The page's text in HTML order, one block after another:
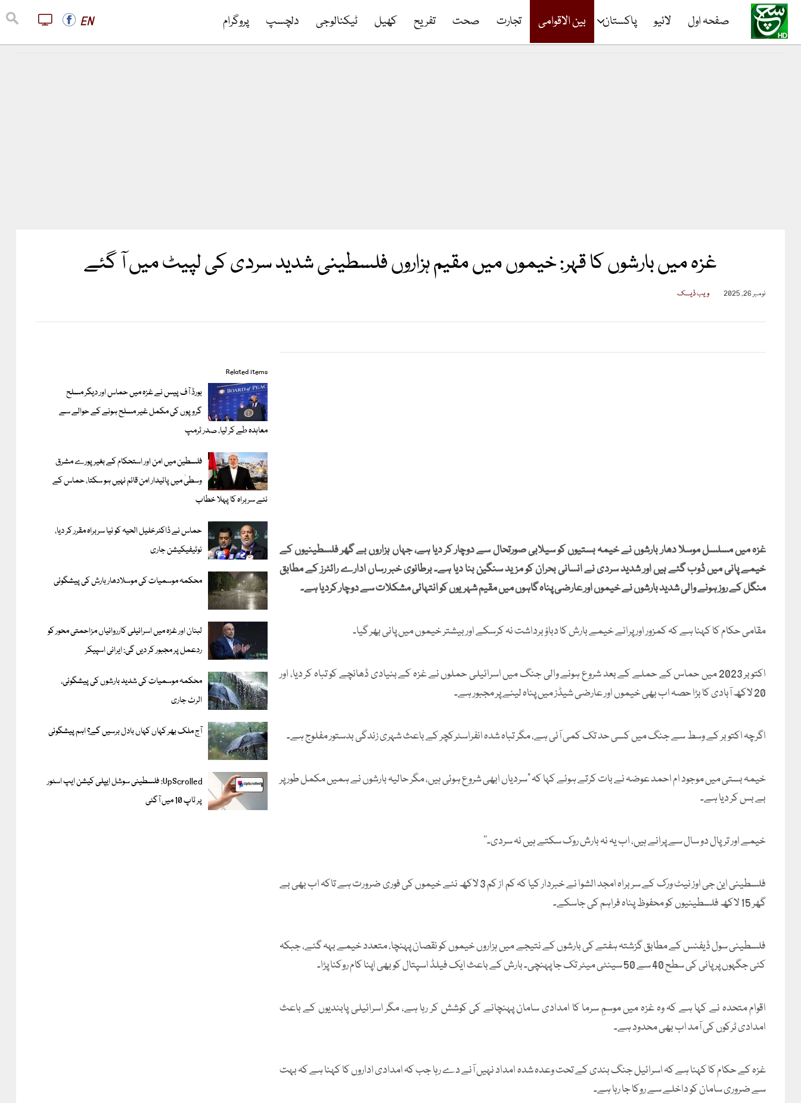
صفحہ اول لائیو پاکستان بین الاقوامی تجارت صحت تفریح کھیل ٹیکنالوجی دلچسپ پروگرام EN
غزہ میں بارشوں کا قہر: خیموں میں مقیم ہزاروں فلسطینی شدید سردی کی لپیٹ میں آ گئے
نومبر 26, 2025 ویب ڈیسک
غزہ میں مسلسل موسلا دھار بارشوں نے خیمہ بستیوں کو سیلابی صورتحال سے دوچار کر دیا ہے، جہاں ہزاروں بے گھر فلسطینیوں کے
خیمے پانی میں ڈوب گئے ہیں اور شدید سردی نے انسانی بحران کو مزید سنگین بنا دیا ہے۔ برطانوی خبر رساں ادارے رائٹرز کے مطابق
منگل کے روز ہونے والی شدید بارشوں نے خیموں اور عارضی پناہ گاہوں میں مقیم شہریوں کو انتہائی مشکلات سے دوچار کردیا ہے۔
مقامی حکام کا کہنا ہے کہ کمزور اور پرانے خیمے بارش کا دباؤ برداشت نہ کرسکے اور بیشتر خیموں میں پانی بھر گیا۔
اکتوبر 2023 میں حماس کے حملے کے بعد شروع ہونے والی جنگ میں اسرائیلی حملوں نے غزہ کے بنیادی ڈھانچے کو تباہ کر دیا، اور
20 لاکھ آبادی کا بڑا حصہ اب بھی خیموں اور عارضی شیڈز میں پناہ لینے پر مجبور ہے۔
اگرچہ اکتوبر کے وسط سے جنگ میں کسی حد تک کمی آئی ہے، مگر تباہ شدہ انفراسٹرکچر کے باعث شہری زندگی بدستور مفلوج ہے۔
خیمہ بستی میں موجود ام احمد عوضہ نے بات کرتے ہوئے کہا کہ “سردیاں ابھی شروع ہوئی ہیں، مگر حالیہ بارشوں نے ہمیں مکمل طور پر
بے بس کر دیا ہے۔
خیمے اور ترپال دو سال سے پرانے ہیں، اب یہ نہ بارش روک سکتے ہیں نہ سردی۔‘‘
فلسطینی این جی اوز نیٹ ورک کے سربراہ امجد الشوا نے خبردار کیا کہ کم از کم 3 لاکھ نئے خیموں کی فوری ضرورت ہے تاکہ اب بھی بے
گھر 15 لاکھ فلسطینیوں کو محفوظ پناہ فراہم کی جاسکے۔
فلسطینی سول ڈیفنس کے مطابق گزشتہ ہفتے کی بارشوں کے نتیجے میں ہزاروں خیموں کو نقصان پہنچا، متعدد خیمے بہہ گئے، جبکہ
کئی جگہوں پر پانی کی سطح 40 سے 50 سینٹی میٹر تک جا پہنچی۔ بارش کے باعث ایک فیلڈ اسپتال کو بھی اپنا کام روکنا پڑا۔
اقوام متحدہ نے کہا ہے کہ وہ غزہ میں موسمِ سرما کا امدادی سامان پہنچانے کی کوشش کر رہا ہے، مگر اسرائیلی پابندیوں کے باعث
امدادی ٹرکوں کی آمد اب بھی محدود ہے۔
غزہ کے حکام کا کہنا ہے کہ اسرائیل جنگ بندی کے تحت وعدہ شدہ امداد نہیں آنے دے رہا جب کہ امدادی اداروں کا کہنا ہے کہ بہت
سے ضروری سامان کو داخلے سے روکا جا رہا ہے۔
Related items
بورڈ آف پیس نے غزہ میں حماس اور دیگر مسلح
گروپوں کی مکمل غیر مسلح ہونے کے حوالے سے
معاہدہ طے کر لیا، صدر ٹرمپ
فلسطین میں امن اور استحکام کے بغیر پورے مشرق
وسطیٰ میں پائیدار امن قائم نہیں ہو سکتا، حماس کے
نئے سربراہ کا پہلا خطاب
حماس نے ڈاکٹرخلیل الحیہ کو نیا سربراہ مقرر کر دیا،
نوٹیفیکیشن جاری
محکمہ موسمیات کی موسلادھار بارش کی پیشگوئی
لبنان اور غزہ میں اسرائیلی کارروائیاں مزاحمتی محور کو
ردعمل پر مجبور کر دیں گی: ایرانی اسپیکر
محکمہ موسمیات کی شدید بارشوں کی پیشگوئی،
الرٹ جاری
آج ملک بھر کہاں کہاں بادل برسیں گے؟ اہم پیشگوئی
UpScrolled: فلسطینی سوشل ایپلی کیشن ایپ اسٹور
پر ٹاپ 10 میں آگئی